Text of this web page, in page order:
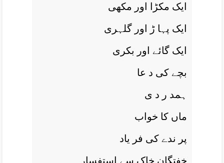
ايک مکڑا اور مکھی
ايک پہا ڑ اور گلہری
ايک گائے اور بکری
بچے کی د عا
ہمد ر د ی
ماں کا خواب
پر ندے کی فر ياد